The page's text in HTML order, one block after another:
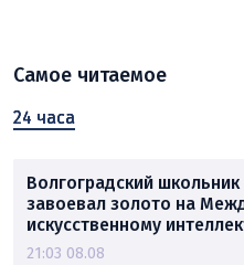
Самое читаемое
24 часа
Волгоградский
завоевал золото на
искусственному
21:03 08.08